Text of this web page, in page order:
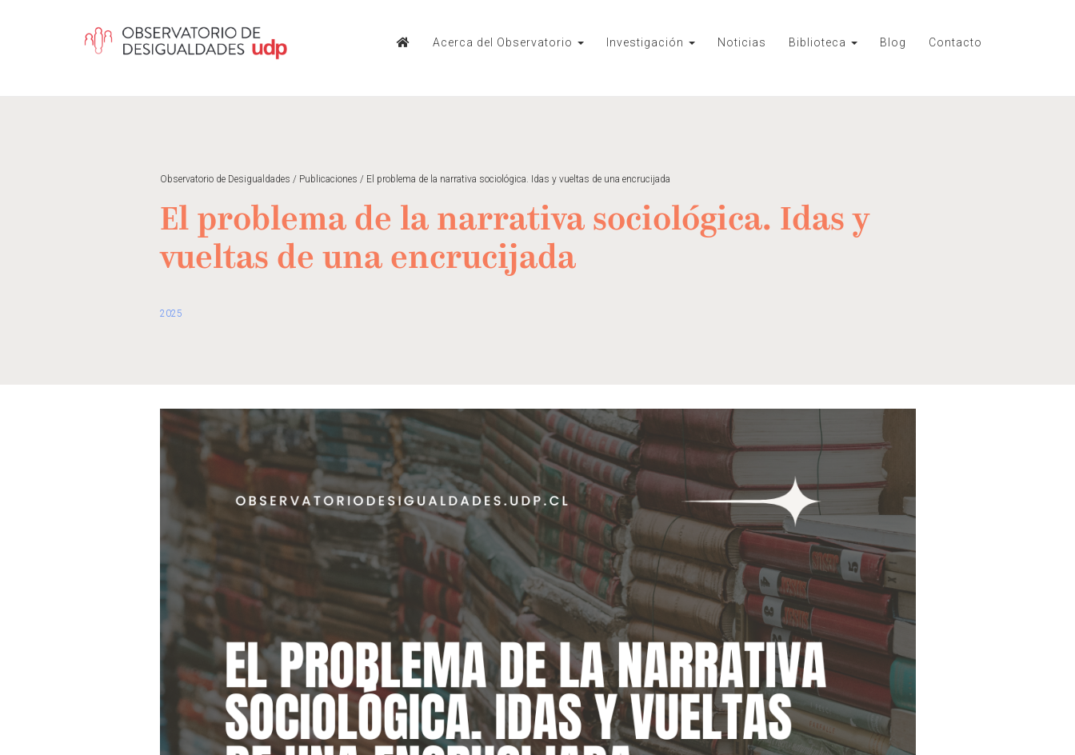
Acerca del Observatorio Investigación Noticias Biblioteca Blog Contacto
Observatorio de Desigualdades / Publicaciones / El problema de la narrativa sociológica. Idas y vueltas de una encrucijada
El problema de la narrativa sociológica. Idas y
vueltas de una encrucijada
2025